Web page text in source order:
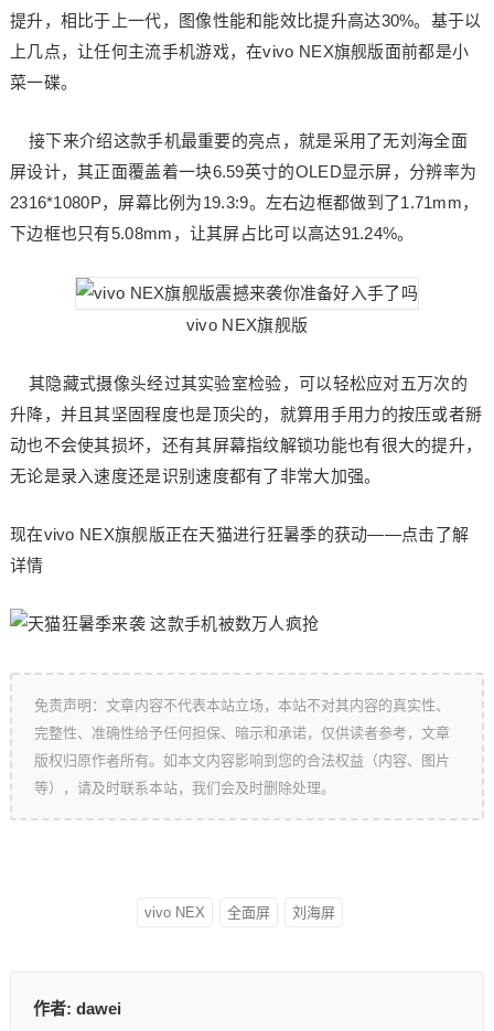
提升，相比于上一代，图像性能和能效比提升高达30%。基于以
上几点，让任何主流手机游戏，在vivo NEX旗舰版面前都是小
菜一碟。
接下来介绍这款手机最重要的亮点，就是采用了无刘海全面
屏设计，其正面覆盖着一块6.59英寸的OLED显示屏，分辨率为
2316*1080P，屏幕比例为19.3:9。左右边框都做到了1.71mm，
下边框也只有5.08mm，让其屏占比可以高达91.24%。
vivo NEX旗舰版
其隐藏式摄像头经过其实验室检验，可以轻松应对五万次的
升降，并且其坚固程度也是顶尖的，就算用手用力的按压或者掰
动也不会使其损坏，还有其屏幕指纹解锁功能也有很大的提升，
无论是录入速度还是识别速度都有了非常大加强。
现在vivo NEX旗舰版正在天猫进行狂暑季的获动——点击了解
详情
免责声明：文章内容不代表本站立场，本站不对其内容的真实性、
完整性、准确性给予任何担保、暗示和承诺，仅供读者参考，文章
版权归原作者所有。如本文内容影响到您的合法权益（内容、图片
等），请及时联系本站，我们会及时删除处理。
vivo NEX 全面屏 刘海屏
作者: dawei